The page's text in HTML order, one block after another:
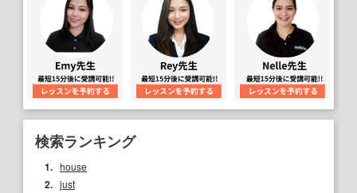
検索ランキング
1. house
2. just